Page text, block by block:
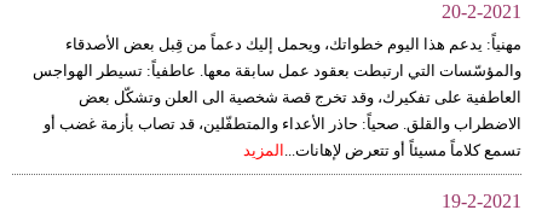
20-2-2021
مهنياً: يدعم هذا اليوم خطواتك، ويحمل إليك دعماً من قِبل بعض الأصدقاء
والمؤسّسات التي ارتبطت بعقود عمل سابقة معها. عاطفياً: تسيطر الهواجس
العاطفية على تفكيرك، وقد تخرج قصة شخصية الى العلن وتشكّل بعض
الاضطراب والقلق. صحياً: حاذر الأعداء والمتطفّلين، قد تصاب بأزمة غضب أو
تسمع كلاماً مسيئاً أو تتعرض لإهانات... المزيد
19-2-2021